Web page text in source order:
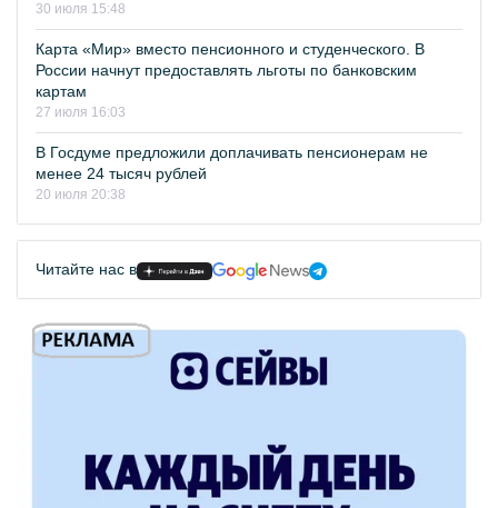
30 июля 15:48
Карта «Мир» вместо пенсионного и студенческого. В
России начнут предоставлять льготы по банковским
картам
27 июля 16:03
В Госдуме предложили доплачивать пенсионерам не
менее 24 тысяч рублей
20 июля 20:38
Читайте нас в